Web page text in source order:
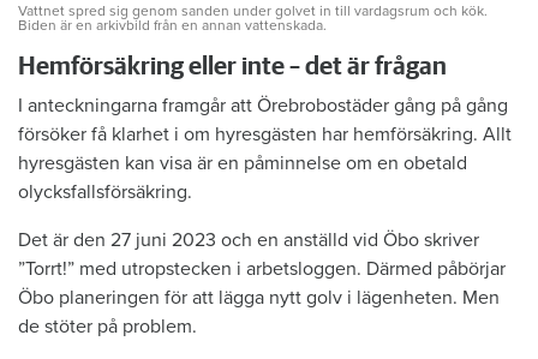
Vattnet spred sig genom sanden under golvet in till vardagsrum och kök.
Biden är en arkivbild från en annan vattenskada.
Hemförsäkring eller inte – det är frågan
I anteckningarna framgår att Örebrobostäder gång på gång
försöker få klarhet i om hyresgästen har hemförsäkring. Allt
hyresgästen kan visa är en påminnelse om en obetald
olycksfallsförsäkring.
Det är den 27 juni 2023 och en anställd vid Öbo skriver
”Torrt!” med utropstecken i arbetsloggen. Därmed påbörjar
Öbo planeringen för att lägga nytt golv i lägenheten. Men
de stöter på problem.